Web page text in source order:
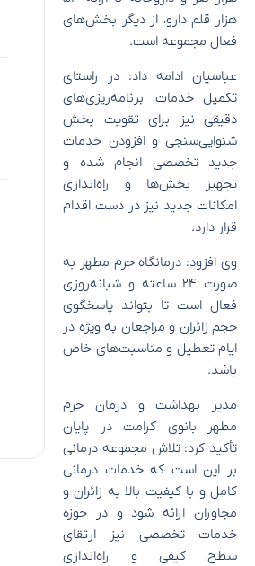
هزار قلم دارو، از دیگر بخش‌های
فعال مجموعه است.
عباسیان ادامه داد: در راستای
تکمیل خدمات، برنامه‌ریزی‌های
دقیقی نیز برای تقویت بخش
شنوایی‌سنجی و افزودن خدمات
جدید تخصصی انجام شده و
تجهیز بخش‌ها و راه‌اندازی
امکانات جدید نیز در دست اقدام
قرار دارد.
وی افزود: درمانگاه حرم مطهر به
صورت ۲۴ ساعته و شبانه‌روزی
فعال است تا بتواند پاسخگوی
حجم زائران و مراجعان به ویژه در
ایام تعطیل و مناسبت‌های خاص
باشد.
مدیر بهداشت و درمان حرم
مطهر بانوی کرامت در پایان
تأکید کرد: تلاش مجموعه درمانی
بر این است که خدمات درمانی
کامل و با کیفیت بالا به زائران و
مجاوران ارائه شود و در حوزه
خدمات تخصصی نیز ارتقای
سطح کیفی و راه‌اندازی